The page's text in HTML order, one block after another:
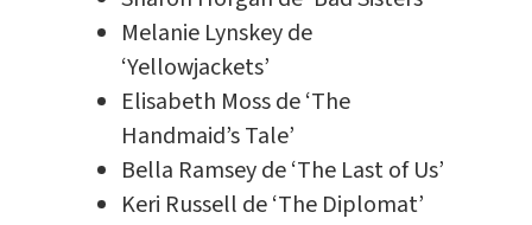
Melanie Lynskey de
‘Yellowjackets’
Elisabeth Moss de ‘The
Handmaid’s Tale’
Bella Ramsey de ‘The Last of Us’
Keri Russell de ‘The Diplomat’